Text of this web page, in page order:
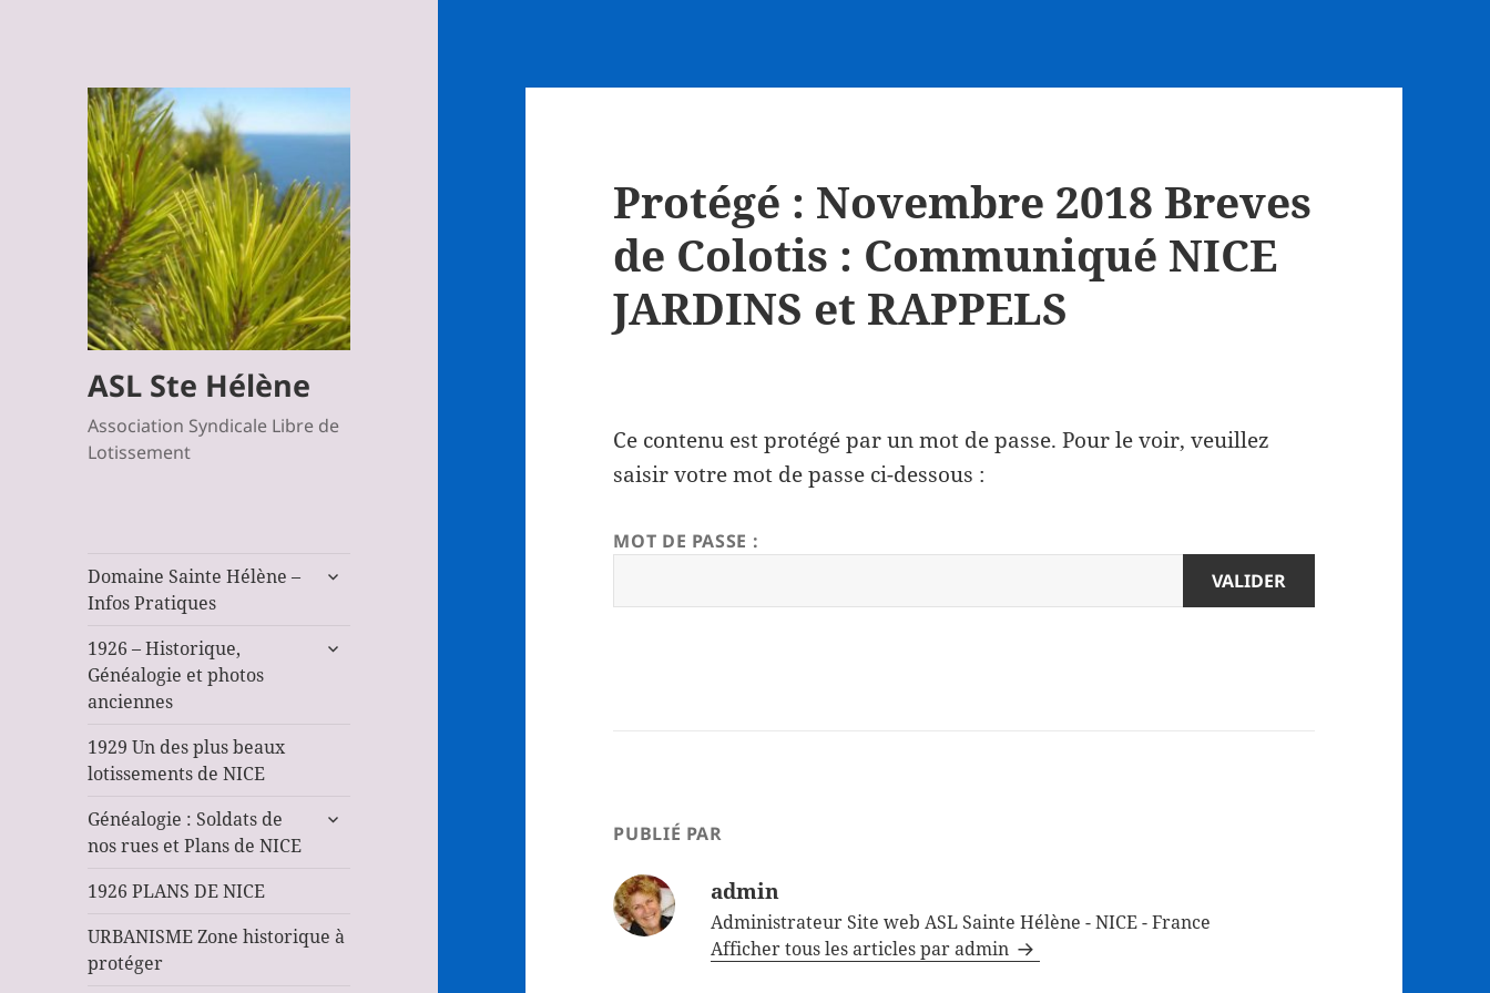
ASL Ste Hélène
Association Syndicale Libre de
Lotissement
Domaine Sainte Hélène –
Infos Pratiques
ouvrir
menu
1926 – Historique,
Généalogie et photos
anciennes
ouvrir
1929 Un des plus beaux
lotissements de NICE
Généalogie : Soldats de
nos rues et Plans de NICE
ouvrir
1926 PLANS DE NICE
URBANISME Zone historique à
protéger
Protégé : Novembre 2018 Breves
de Colotis : Communiqué NICE
JARDINS et RAPPELS
Ce contenu est protégé par un mot de passe. Pour le voir, veuillez
saisir votre mot de passe ci-dessous :
MOT DE PASSE :
PUBLIÉ PAR
admin
Administrateur Site web ASL Sainte Hélène - NICE - France
Afficher tous les articles par admin